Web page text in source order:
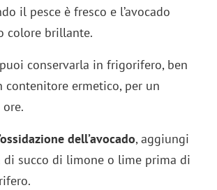
il pesce è fresco e l’avocado
colore brillante.
conservarla in frigorifero, ben
contenitore ermetico, per un
dell’avocado, aggiungi
di succo di limone o lime prima di